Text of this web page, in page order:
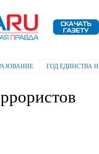
ГОД ЕДИНСТВА